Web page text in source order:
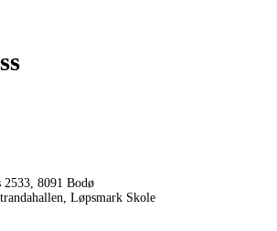
2533, 8091 Bodø
Løpsmark Skole